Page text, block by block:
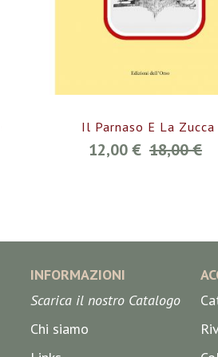
Il Parnaso E La Zucca
12,00 € 18,00 €
INFORMAZIONI
Scarica il nostro Catalogo
Chi siamo